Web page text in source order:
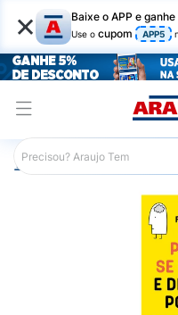
× Baixe o APP e ganhe
Use o cupom APP5
Araujo Mercado